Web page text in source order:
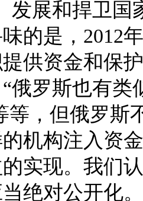
发展和捍卫国
是，2012年
供资金和保
俄罗斯也有类
等，但俄罗斯
机构注入资
实现。我们
绝对公开化